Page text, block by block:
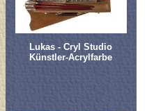
Lukas - Cryl Studio
Künstler-Acrylfarbe